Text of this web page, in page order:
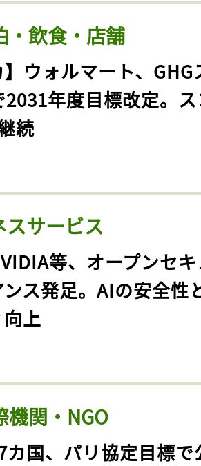
・飲食・店舗
】ウォルマート、GHG
2031年度目標改定。
続
スサービス
等、オープンセ
ス発足。AIの安全性
上
機関・NGO
カ国、パリ協定目標で